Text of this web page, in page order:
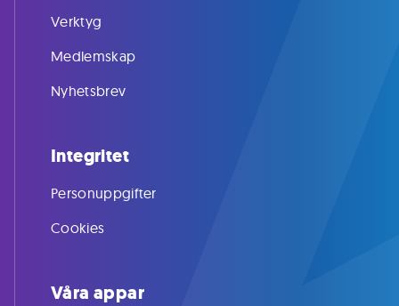
Verktyg
Medlemskap
Nyhetsbrev
Integritet
Personuppgifter
Cookies
Våra appar